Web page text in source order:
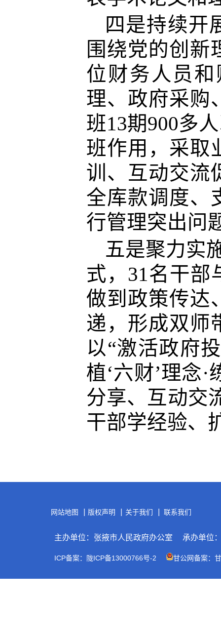
四是持续开
围绕党的创新
位财务人员
理、政府采购
班13期900多
班作用，采取
训、互动交流
全库款调度、
行管理突出问
五是聚力实
式，31名干部
做到政策传达
递，形成双师
以“激活政府
植‘六财’理念
分享、互动交
干部学经验、
网站地图 版权声明 关于我们 联系我们
主办单位：张掖市人民政府办公室 承办单位
ICP备案：陇ICP备13000766号-2 甘公网备案：